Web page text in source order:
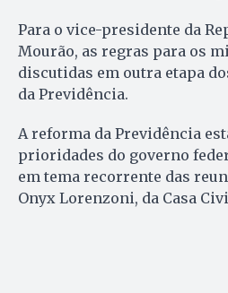
Para o vice-presidente da
Mourão, as regras para os
discutidas em outra etapa
da Previdência.
A reforma da Previdência
prioridades do governo
em tema recorrente das
Onyx Lorenzoni, da Casa